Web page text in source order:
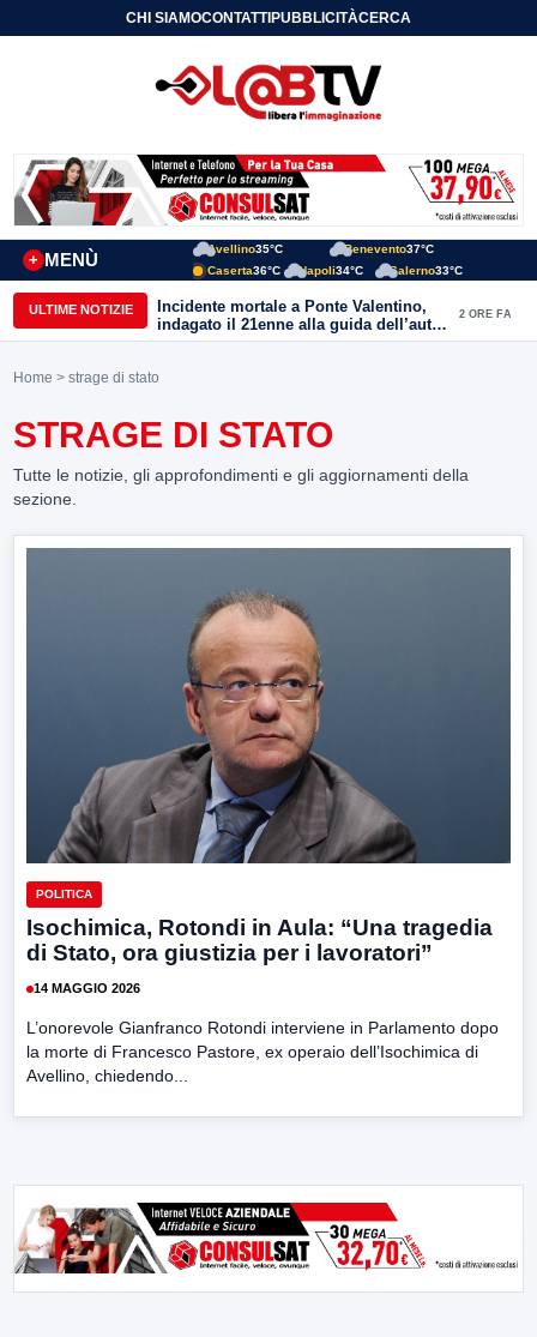
CHI SIAMOCONTATTIPUBBLICITÀCERCA
MENÙ
+
Avellino35°C Benevento37°C
Caserta36°C Napoli34°C Salerno33°C
ULTIME NOTIZIE
Incidente mortale a Ponte Valentino,
indagato il 21enne alla guida dell’auto:
ipotesi di duplice omicidio stradale
2 ORE FA
Home > strage di stato
STRAGE DI STATO
Tutte le notizie, gli approfondimenti e gli aggiornamenti della
sezione.
POLITICA
Isochimica, Rotondi in Aula: “Una tragedia
di Stato, ora giustizia per i lavoratori”
14 MAGGIO 2026
L’onorevole Gianfranco Rotondi interviene in Parlamento dopo
la morte di Francesco Pastore, ex operaio dell’Isochimica di
Avellino, chiedendo...